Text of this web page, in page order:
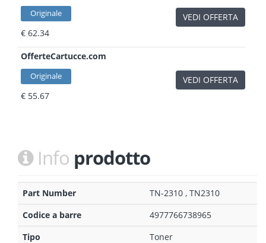
Originale
€ 62.34
VEDI OFFERTA
OfferteCartucce.com
Originale
€ 55.67
VEDI OFFERTA
Info prodotto
Part Number
TN-2310 , TN2310
Codice a barre
4977766738965
Tipo
Toner